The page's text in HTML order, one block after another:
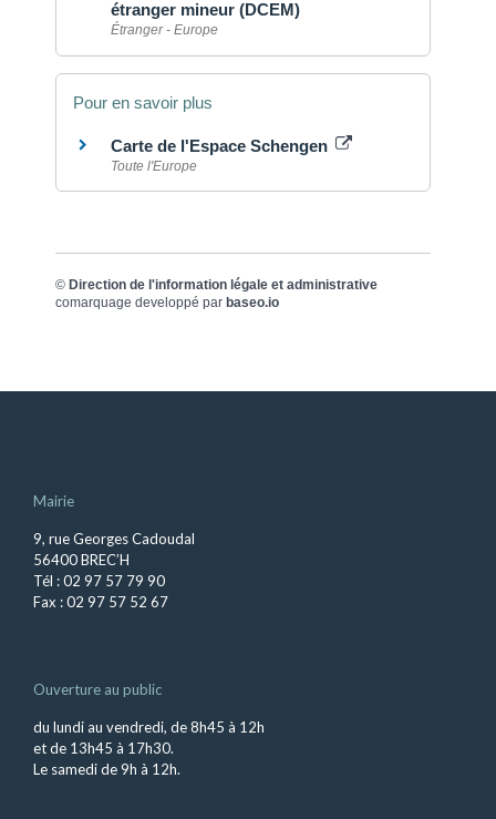
étranger mineur (DCEM)
Étranger - Europe
Pour en savoir plus
Carte de l'Espace Schengen
Toute l'Europe
© Direction de l'information légale et administrative
comarquage developpé par baseo.io
Mairie
9, rue Georges Cadoudal
56400 BREC’H
Tél : 02 97 57 79 90
Fax : 02 97 57 52 67
Ouverture au public
du lundi au vendredi, de 8h45 à 12h
et de 13h45 à 17h30.
Le samedi de 9h à 12h.